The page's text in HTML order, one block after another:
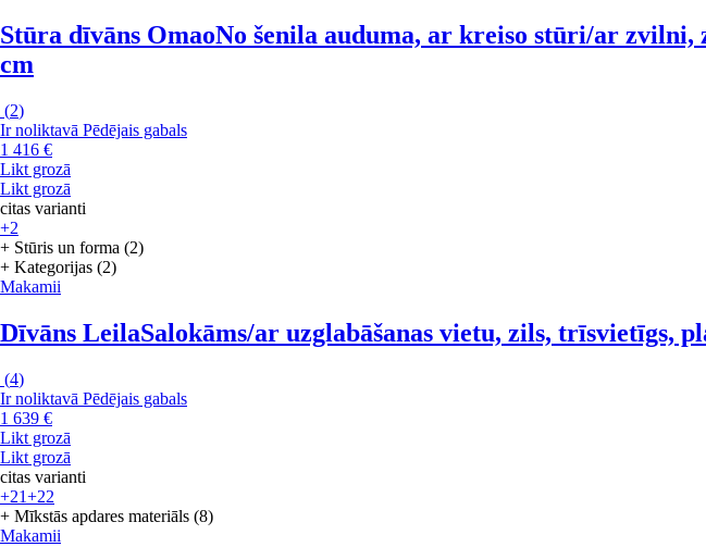
Stūra dīvāns OmaoNo šenila auduma, ar kreiso stūri/ar zvilni,
cm
(2)
Ir noliktavā Pēdējais gabals
1 416 €
Likt grozā
Likt grozā
citas varianti
+2
+ Stūris un forma (2)
+ Kategorijas (2)
Makamii
Dīvāns LeilaSalokāms/ar uzglabāšanas vietu, zils, trīsvietīgs,
(4)
Ir noliktavā Pēdējais gabals
1 639 €
Likt grozā
Likt grozā
citas varianti
+21+22
+ Mīkstās apdares materiāls (8)
Makamii